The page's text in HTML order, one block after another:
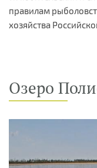
правилам
хозяйства
Озеро